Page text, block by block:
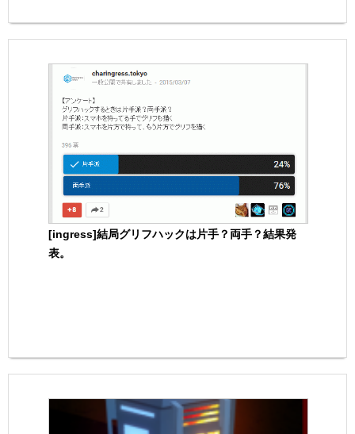
[ingress]結局グリフハックは片手？両手？結果発
表。